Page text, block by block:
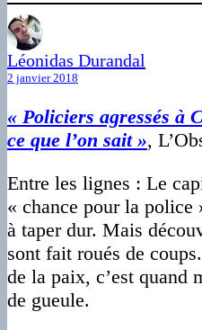
Léonidas Durandal
2 janvier 2018
« Policiers agressés à
ce que l’on sait »,
Entre les lignes : Le
« chance pour la police
à taper dur. Mais
sont fait roués de
de la paix, c’est quand
de gueule.